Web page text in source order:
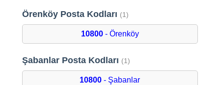
Örenköy Posta Kodları (1)
10800- Örenköy
Şabanlar Posta Kodları (1)
10800 - Şabanlar